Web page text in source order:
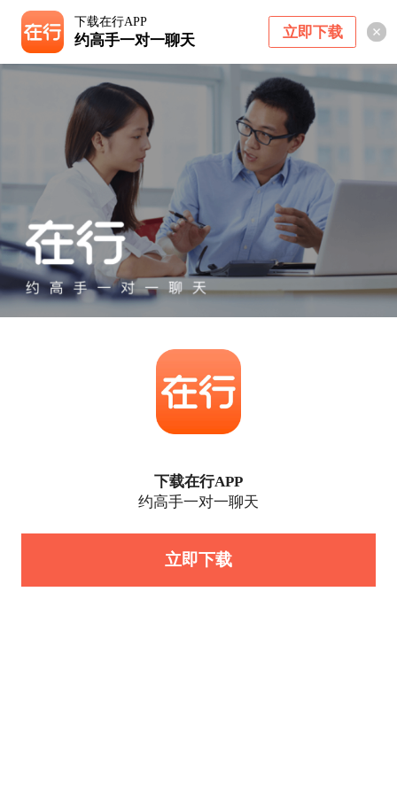
下载在行APP
约高手一对一聊天 立即下载
下载在行APP
约高手一对一聊天
立即下载